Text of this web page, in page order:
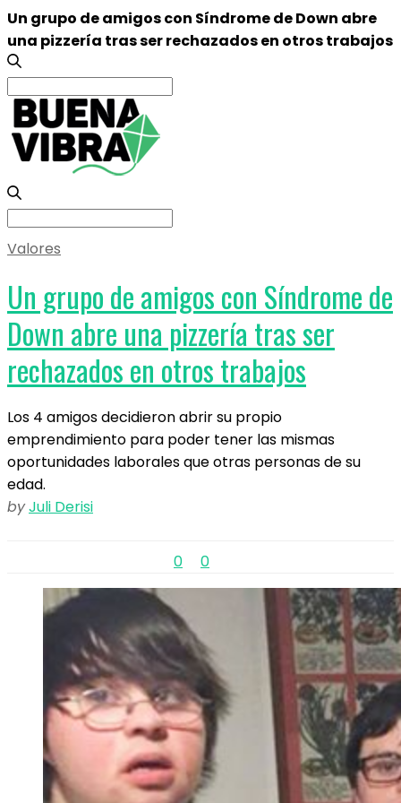
Un grupo de amigos con Síndrome de Down abre
una pizzería tras ser rechazados en otros trabajos
Search
for:
Search
Valores
Un grupo de amigos con Síndrome de
Down abre una pizzería tras ser
rechazados en otros trabajos
Los 4 amigos decidieron abrir su propio
emprendimiento para poder tener las mismas
oportunidades laborales que otras personas de su
edad.
byJuli Derisi
0 0